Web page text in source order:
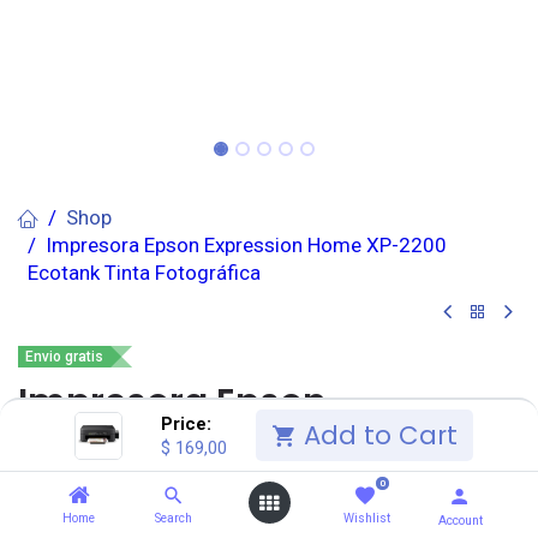
Price:
$ 169,00 Add to Cart
Home Search
0
Wishlist Account
Shop
Impresora Epson Expression Home XP-2200
Ecotank Tinta Fotográfica
Envio gratis
Impresora Epson
Expression Home XP-2200
Ecotank Tinta Fotográfica